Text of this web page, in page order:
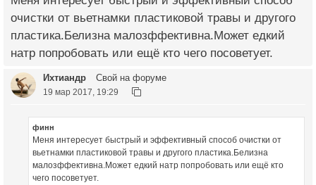
очистки от вьетнамки пластиковой травы и другого
пластика.Белизна малозффективна.Может едкий
натр попробовать или ещё кто чего посоветует.
Ихтиандр Свой на форуме
19 мар 2017, 19:29
финн
Меня интересует быстрый и эффективный способ очистки от
вьетнамки пластиковой травы и другого пластика.Белизна
малозффективна.Может едкий натр попробовать или ещё кто
чего посоветует.